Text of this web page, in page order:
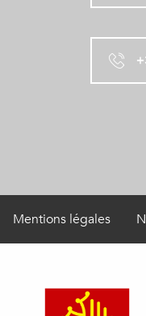
Mentions légales